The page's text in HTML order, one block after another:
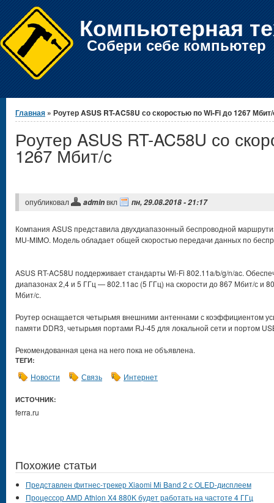
Компьютерная
Собери себе компьютер
Вы здесь
Главная » Роутер ASUS RT-AC58U со скоростью по Wi-Fi до 1267
Роутер ASUS RT-AC58U со
1267 Мбит/с
опубликовал adminвкл пн, 29.08.2018 - 21:17
Компания ASUS представила двухдиапазонный беспроводной
MU-MIMO. Модель обладает общей скоростью передачи данных по
ASUS RT-AC58U поддерживает стандарты Wi-Fi 802.11a/b/g/n/ac.
диапазонах 2,4 и 5 ГГц — 802.11ac (5 ГГц) на скорости до 867 Мбит/с и
Мбит/с.
Роутер оснащается четырьмя внешними антеннами с коэффициентом
памяти DDR3, четырьмя портами RJ-45 для локальной сети и портом
Рекомендованная цена на него пока не объявлена.
ТЕГИ:
Новости Связь Интернет
ИСТОЧНИК:
ferra.ru
Похожие статьи
Представлен фитнес-трекер Xiaomi Mi Band 2 с OLED-дисплеем
Процессор AMD Athlon X4 880K будет работать на частоте 4 ГГц